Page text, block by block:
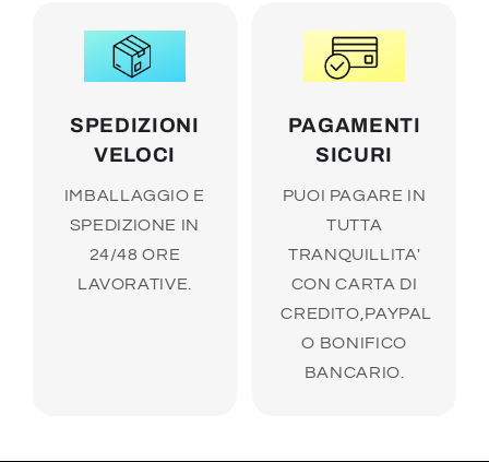
SPEDIZIONI
VELOCI
IMBALLAGGIO E
SPEDIZIONE IN
24/48 ORE
LAVORATIVE.
PAGAMENTI
SICURI
PUOI PAGARE IN
TUTTA
TRANQUILLITA'
CON CARTA DI
CREDITO,PAYPAL
O BONIFICO
BANCARIO.